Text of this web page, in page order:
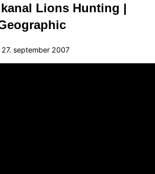
Lions Hunting |
Udgivet
d.
27. september 2007